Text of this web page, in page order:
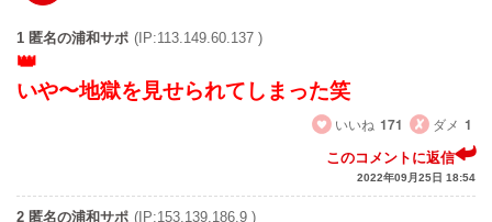
1 匿名の浦和サポ (IP:113.149.60.137 )
いや〜地獄を見せられてしまった笑
いいね 171 ダメ 1
このコメントに返信
2022年09月25日 18:54
2 匿名の浦和サポ (IP:153.139.186.9 )